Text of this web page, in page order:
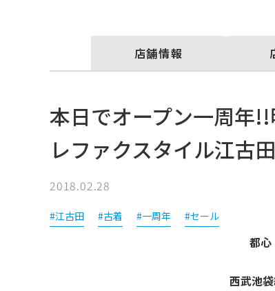
店舗情報
本日でオープン一周年
レファクスタイル江古
2018.02.28
#江古田 #古着 #一周年 #セール
都心
西武池